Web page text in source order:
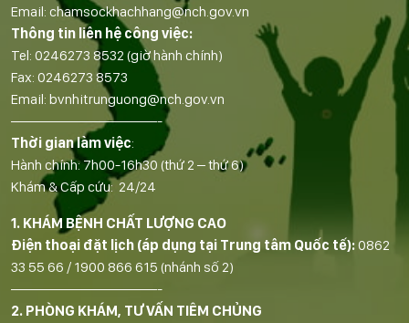
Email: chamsockhachhang@nch.gov.vn
Thông tin liên hệ công việc:
Tel: 0246273 8532 (giờ hành chính)
Fax: 0246273 8573
Email: bvnhitrunguong@nch.gov.vn
——————————-
Thời gian làm việc:
Hành chính: 7h00-16h30 (thứ 2 – thứ 6)
Khám & Cấp cứu: 24/24
1. KHÁM BỆNH CHẤT LƯỢNG CAO
Điện thoại đặt lịch (áp dụng tại Trung tâm Quốc tế):0862
33 55 66 / 1900 866 615 (nhánh số 2)
——————————-
2. PHÒNG KHÁM, TƯ VẤN TIÊM CHỦNG